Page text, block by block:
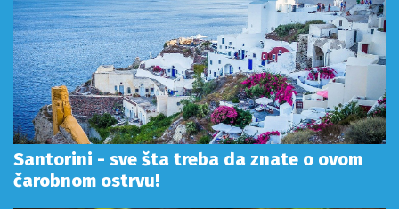
Santorini - sve šta treba da znate o ovom
čarobnom ostrvu!